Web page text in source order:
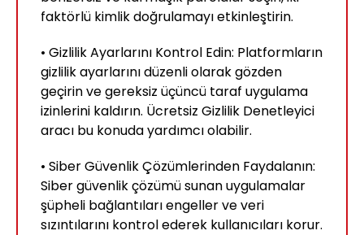
faktörlü kimlik doğrulamayı etkinleştirin.
• Gizlilik Ayarlarını Kontrol Edin: Platformların
gizlilik ayarlarını düzenli olarak gözden
geçirin ve gereksiz üçüncü taraf uygulama
izinlerini kaldırın. Ücretsiz Gizlilik Denetleyici
aracı bu konuda yardımcı olabilir.
• Siber Güvenlik Çözümlerinden Faydalanın:
Siber güvenlik çözümü sunan uygulamalar
şüpheli bağlantıları engeller ve veri
sızıntılarını kontrol ederek kullanıcıları korur.